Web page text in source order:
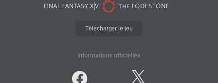
Télécharger le jeu
Informations officielles